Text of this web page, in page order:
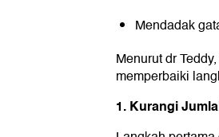
Mendadak
Menurut dr
memperbaiki
1. Kurangi